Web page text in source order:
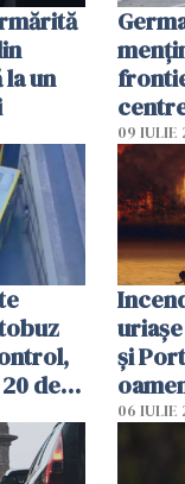
un
09 IULIE
de
și
06 IULIE